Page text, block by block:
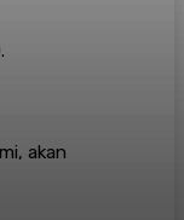
akan